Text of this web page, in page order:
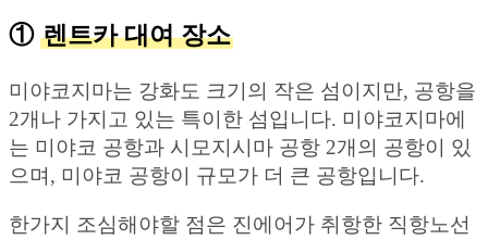
① 렌트카 대여 장소
미야코지마는 강화도 크기의 작은 섬이지만, 공항을
2개나 가지고 있는 특이한 섬입니다. 미야코지마에
는 미야코 공항과 시모지시마 공항 2개의 공항이 있
으며, 미야코 공항이 규모가 더 큰 공항입니다.
한가지 조심해야할 점은 진에어가 취항한 직항노선